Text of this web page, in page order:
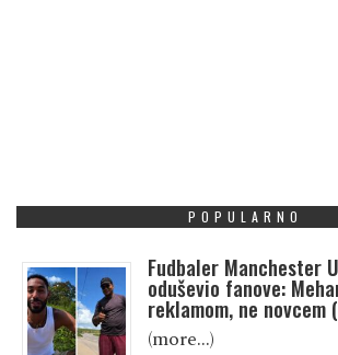
POPULARNO
Fudbaler Manchester
oduševio fanove:
reklamom, ne novcem
(more…)